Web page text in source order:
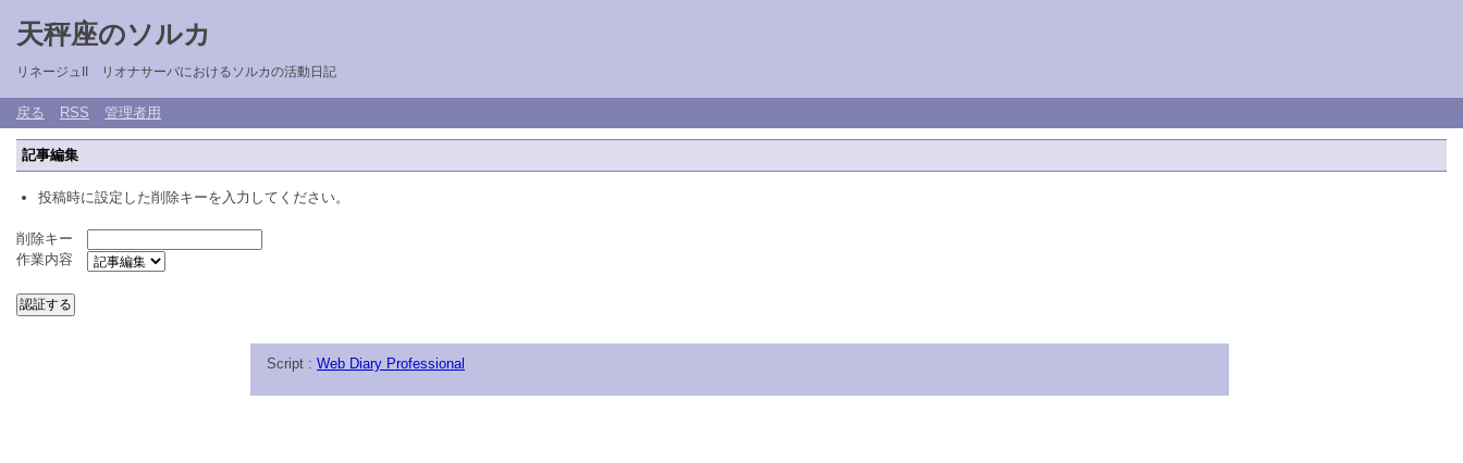
天秤座のソルカ
リネージュII リオナサーバにおけるソルカの活動日記
戻る RSS 管理者用
記事編集
投稿時に設定した削除キーを入力してください。
削除キー
作業内容
Script : Web Diary Professional